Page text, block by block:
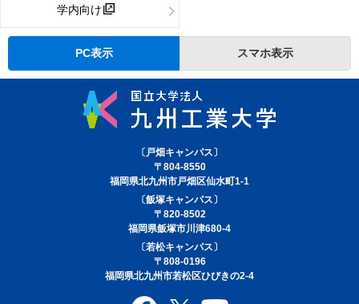
学内向け
PC表示 スマホ表示
〔戸畑キャンパス〕
〒804-8550
福岡県北九州市戸畑区仙水町1-1
〔飯塚キャンパス〕
〒820-8502
福岡県飯塚市川津680-4
〔若松キャンパス〕
〒808-0196
福岡県北九州市若松区ひびきの2-4